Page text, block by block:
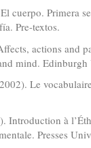
cuerpo. Primera
Pre-textos.
actions and
mind. Edinburgh
Le
Introduction à
Presses